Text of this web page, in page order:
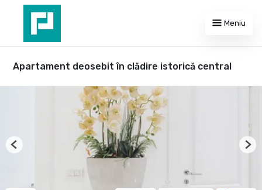
Meniu
Apartament deosebit în clădire istorică central
Previous